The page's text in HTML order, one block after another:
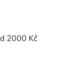
2000 Kč